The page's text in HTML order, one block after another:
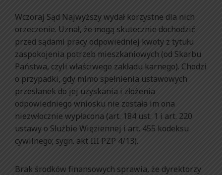
Wczoraj Sąd Najwyższy wydał korzystne dla nich
orzeczenie. Uznał, że mogą skutecznie dochodzić
przed sądami pracy odpowiedniej kwoty z tytułu
zaspokojenia potrzeb mieszkaniowych (od Skarbu
Państwa, czyli właściwego zakładu karnego). Chodzi
o przypadki, gdy mimo spełnienia ustawowych
przesłanek do jej uzyskania i złożenia
odpowiedniego wniosku nie została im ona
niezwłocznie wypłacona (art. 184 ust. 1 i art. 220
ustawy o Służbie Więziennej i art. 455 kodeksu
cywilnego; sygn. akt III PZP 4/13).
Brak środków finansowych sprawia, że dyrektorzy